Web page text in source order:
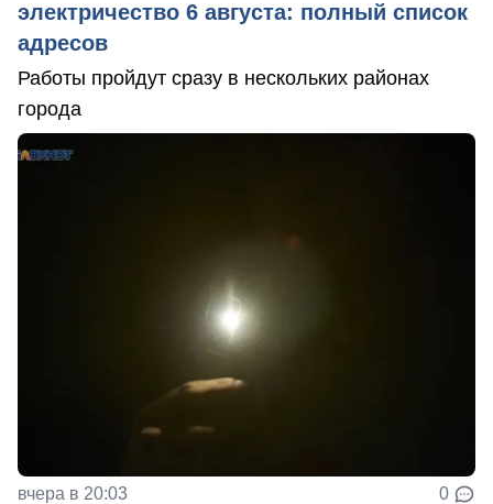
электричество 6 августа: полный список
адресов
Работы пройдут сразу в нескольких районах
города
вчера в 20:03 0